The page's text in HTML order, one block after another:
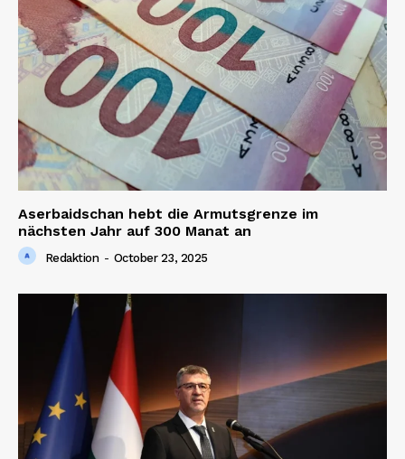
Aserbaidschan hebt die Armutsgrenze im
nächsten Jahr auf 300 Manat an
Redaktion - October 23, 2025